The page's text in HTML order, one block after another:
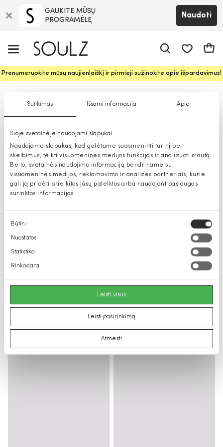
Sutikimas Išsami informacija Apie
Šioje svetainėje naudojami slapukai
Naudojame slapukus, kad galėtume suasmeninti turinį bei
skelbimus, teikti visuomeninės medijos funkcijas ir analizuoti srautą.
Be to, svetainės naudojimo informaciją bendriname su
visuomeninės medijos, reklamavimo ir analizės partneriais, kurie
gali ją pridėti prie kitos jūsų pateiktos arba naudojant paslaugas
surinktos informacijos.
Sutikimo
pasirinkimas
Būtini
Nuostatos
Statistika
Rinkodara
Leisti visus
Leisti pasirinkimą
Atmesti
GAUKITE MŪSŲ
PROGRAMĖLĘ
Naudoti
Prenumeruokite mūsų naujienlaiškį ir pirmieji sužinokite apie išpardavimus!
Apyrankės moterims